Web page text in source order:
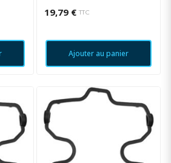
19,79 € TTC
Ajouter au panier